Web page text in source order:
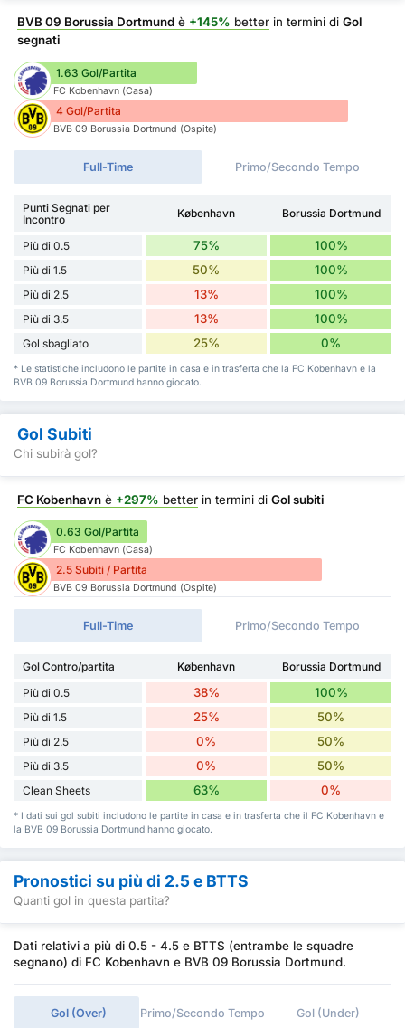
BVB 09 Borussia Dortmund è +145% better in termini di Gol
segnati
1.63 Gol/Partita
FC Kobenhavn (Casa)
4 Gol/Partita
BVB 09 Borussia Dortmund (Ospite)
Full-Time Primo/Secondo Tempo
Punti Segnati per
Incontro
København Borussia Dortmund
Più di 0.5 75% 100%
Più di 1.5 50% 100%
Più di 2.5 13% 100%
Più di 3.5 13% 100%
Gol sbagliato 25% 0%
* Le statistiche includono le partite in casa e in trasferta che la FC Kobenhavn e la
BVB 09 Borussia Dortmund hanno giocato.
Gol Subiti
Chi subirà gol?
FC Kobenhavn è +297% better in termini di Gol subiti
0.63 Gol/Partita
FC Kobenhavn (Casa)
2.5 Subiti / Partita
BVB 09 Borussia Dortmund (Ospite)
Full-Time Primo/Secondo Tempo
Gol Contro/partita København
Borussia Dortmund
Più di 0.5
38% 100%
Più di 1.5 25% 50%
Più di 2.5 0% 50%
Più di 3.5 0% 50%
Clean Sheets 63% 0%
* I dati sui gol subiti includono le partite in casa e in trasferta che il FC Kobenhavn e
la BVB 09 Borussia Dortmund hanno giocato.
Pronostici su più di 2.5 e BTTS
Quanti gol in questa partita?
Dati relativi a più di 0.5 - 4.5 e BTTS (entrambe le squadre
segnano) di FC Kobenhavn e BVB 09 Borussia Dortmund.
Gol (Over) Primo/Secondo Tempo Gol (Under)